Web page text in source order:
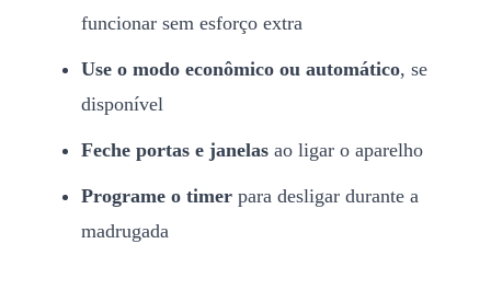
funcionar sem esforço extra
Use o modo econômico ou automático, se
disponível
Feche portas e janelas ao ligar o aparelho
Programe o timer para desligar durante a
madrugada